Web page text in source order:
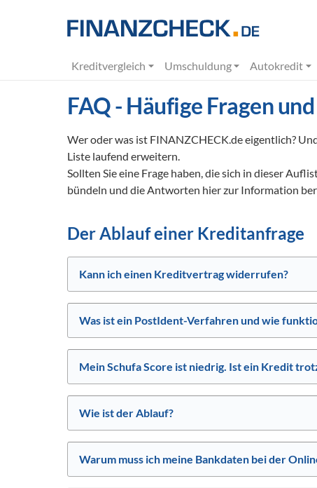
Kreditvergleich Umschuldung Autokredit
FAQ - Häufige Fragen
Wer oder was ist FINANZCHECK.de eigentlich?
Liste laufend erweitern.
Sollten Sie eine Frage haben, die sich in dieser
bündeln und die Antworten hier zur Information
Der Ablauf einer Kreditanfrage
Kann ich einen Kreditvertrag widerrufen?
Was ist ein PostIdent-Verfahren und wie
Mein Schufa Score ist niedrig. Ist ein Kredit
Wie ist der Ablauf?
Warum muss ich meine Bankdaten bei der